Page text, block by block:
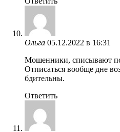
Ольга 05.12.2022 в 16:31
Мошенники, списывают
Отписаться вообще дне
бдительны.
Ответить